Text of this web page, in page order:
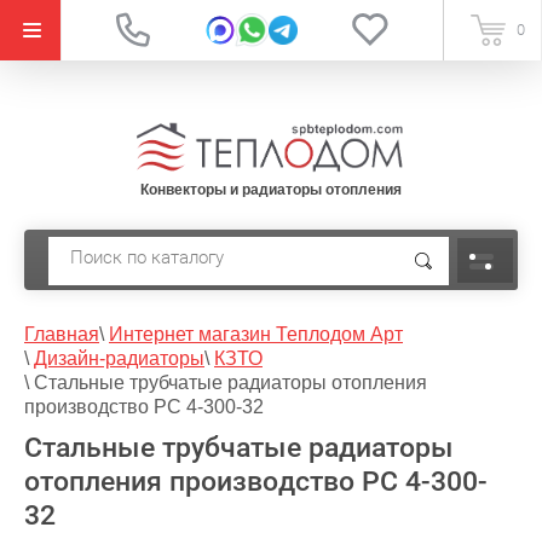
0
Конвекторы и радиаторы отопления
Главная\ Интернет магазин Теплодом Арт
\ Дизайн-радиаторы\ КЗТО
\ Стальные трубчатые радиаторы отопления
производство РС 4-300-32
Стальные трубчатые радиаторы
отопления производство РС 4-300-
32